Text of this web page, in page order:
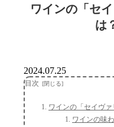
ワインの「セ
は
2024.07.25
目次
ワインの「セイヴァ
ワインの味